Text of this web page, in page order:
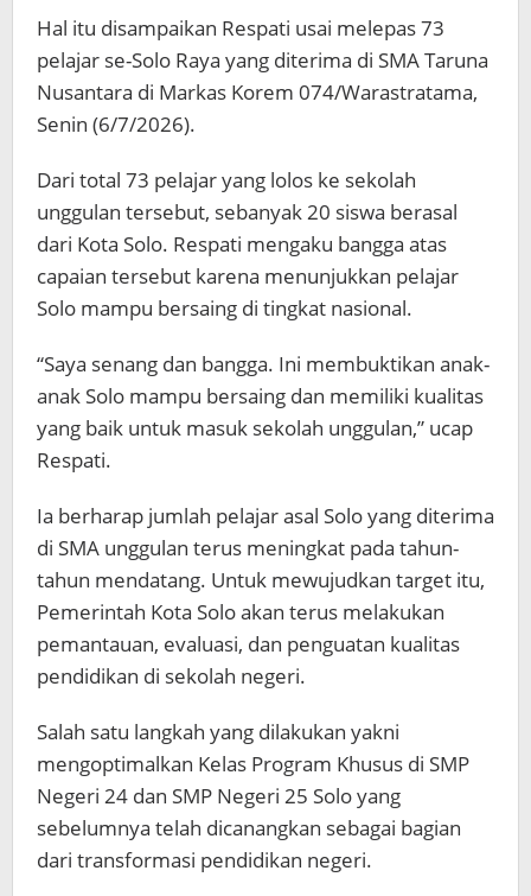
Hal itu disampaikan Respati usai melepas 73
pelajar se-Solo Raya yang diterima di SMA Taruna
Nusantara di Markas Korem 074/Warastratama,
Senin (6/7/2026).
Dari total 73 pelajar yang lolos ke sekolah
unggulan tersebut, sebanyak 20 siswa berasal
dari Kota Solo. Respati mengaku bangga atas
capaian tersebut karena menunjukkan pelajar
Solo mampu bersaing di tingkat nasional.
“Saya senang dan bangga. Ini membuktikan anak-
anak Solo mampu bersaing dan memiliki kualitas
yang baik untuk masuk sekolah unggulan,” ucap
Respati.
Ia berharap jumlah pelajar asal Solo yang diterima
di SMA unggulan terus meningkat pada tahun-
tahun mendatang. Untuk mewujudkan target itu,
Pemerintah Kota Solo akan terus melakukan
pemantauan, evaluasi, dan penguatan kualitas
pendidikan di sekolah negeri.
Salah satu langkah yang dilakukan yakni
mengoptimalkan Kelas Program Khusus di SMP
Negeri 24 dan SMP Negeri 25 Solo yang
sebelumnya telah dicanangkan sebagai bagian
dari transformasi pendidikan negeri.